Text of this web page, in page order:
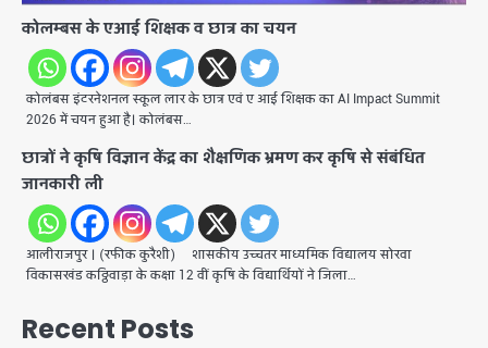
कोलम्बस के एआई शिक्षक व छात्र का चयन
कोलंबस इंटरनेशनल स्कूल लार के छात्र एवं ए आई शिक्षक का AI Impact Summit
2026 में चयन हुआ है। कोलंबस…
छात्रों ने कृषि विज्ञान केंद्र का शैक्षणिक भ्रमण कर कृषि से संबंधित
जानकारी ली
आलीराजपुर । (रफीक कुरैशी) शासकीय उच्चतर माध्यमिक विद्यालय सोरवा
विकासखंड कठ्ठिवाड़ा के कक्षा 12 वीं कृषि के विद्यार्थियों ने जिला…
Recent Posts